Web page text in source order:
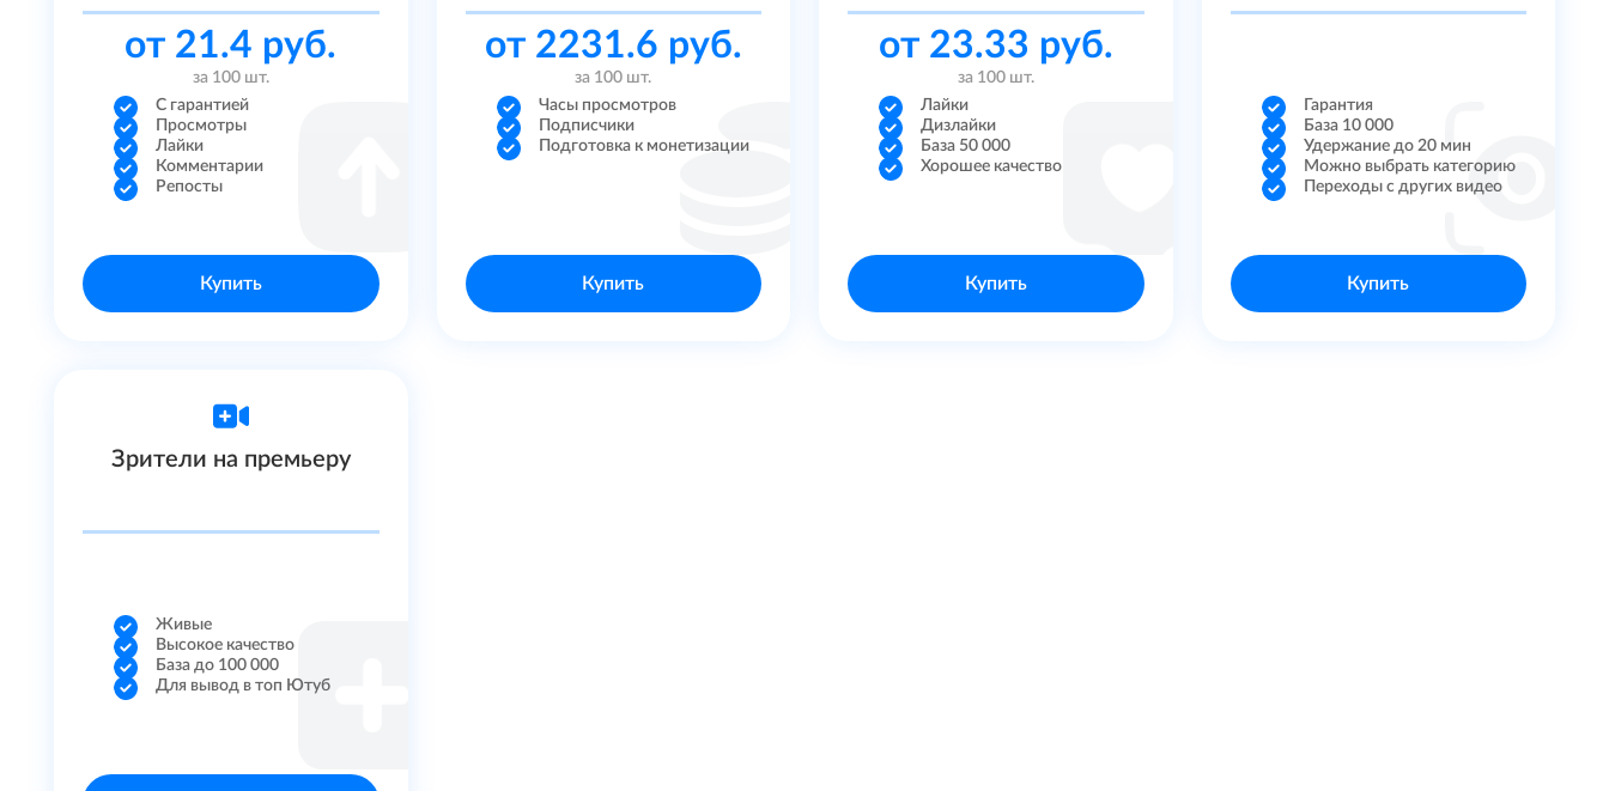
от 21.4 руб.
за 100 шт.
С гарантией
Просмотры
Лайки
Комментарии
Репосты
Купить
от 2231.6 руб.
за 100 шт.
Часы просмотров
Подписчики
Подготовка к монетизации
Купить
от 23.33 руб.
за 100 шт.
Лайки
Дизлайки
База 50 000
Хорошее качество
Купить
Гарантия
База 10 000
Удержание до 20 мин
Можно выбрать категорию
Переходы с других видео
Купить
Зрители на премьеру
Живые
Высокое качество
База до 100 000
Для вывод в топ Ютуб